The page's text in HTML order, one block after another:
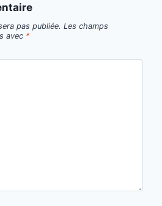
pas publiée. Les champs
avec *